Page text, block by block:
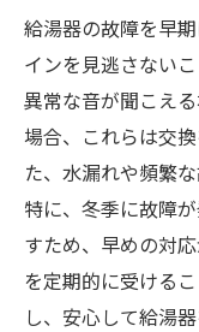
給湯器の故障を早
インを見逃さない
異常な音が聞こえ
場合、これらは交
た、水漏れや頻繁
特に、冬季に故障
すため、早めの対
を定期的に受ける
し、安心して給湯